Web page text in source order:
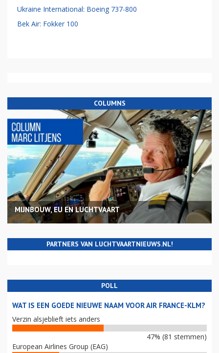
Ukraine International: Boeing 737-800
Bek Air: Fokker 100
COLUMNS
MIJNBOUW, EU EN LUCHTVAART
PARTNERS VAN LUCHTVAARTNIEUWS.NL!
POLL
WAT IS EEN GOEDE NIEUWE NAAM VOOR AIR FRANCE-KLM?
Verzin alsjeblieft iets anders
47% (81 stemmen)
European Airlines Group (EAG)